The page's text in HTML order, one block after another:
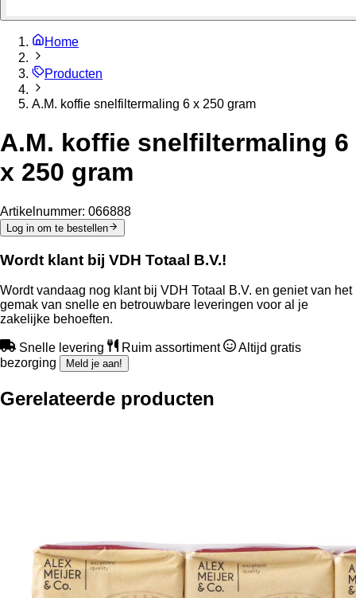
Home
Producten
A.M. koffie snelfiltermaling 6 x 250 gram
A.M. koffie snelfiltermaling 6
x 250 gram
Artikelnummer: 066888
Log in om te bestellen
Wordt klant bij VDH Totaal B.V.!
Wordt vandaag nog klant bij VDH Totaal B.V. en geniet van het
gemak van snelle en betrouwbare leveringen voor al je
zakelijke behoeften.
Snelle levering Ruim assortiment
Altijd gratis
bezorging
Meld je aan!
Gerelateerde producten